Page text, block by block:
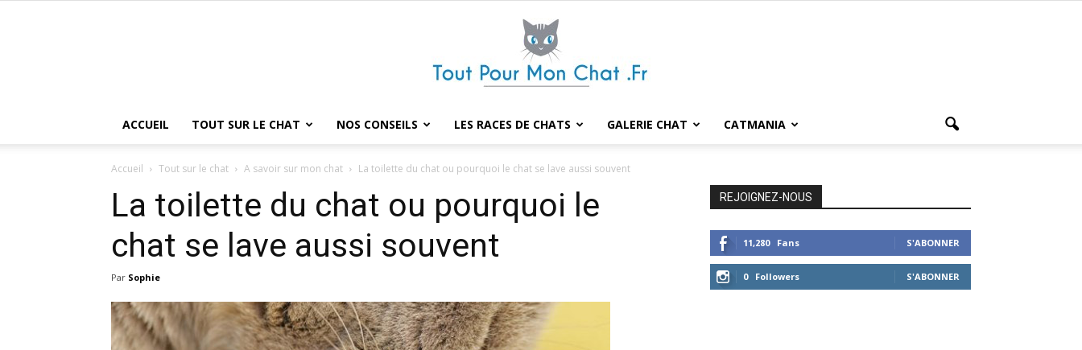
ACCUEIL TOUT SUR LE CHAT NOS CONSEILS LES RACES DE CHATS GALERIE CHAT CATMANIA
Accueil Tout sur le chat A savoir sur mon chat La toilette du chat ou pourquoi le chat se lave aussi souvent
La toilette du chat ou pourquoi le
chat se lave aussi souvent
Par Sophie
REJOIGNEZ-NOUS
11,280 Fans S'ABONNER
0 Followers S'ABONNER